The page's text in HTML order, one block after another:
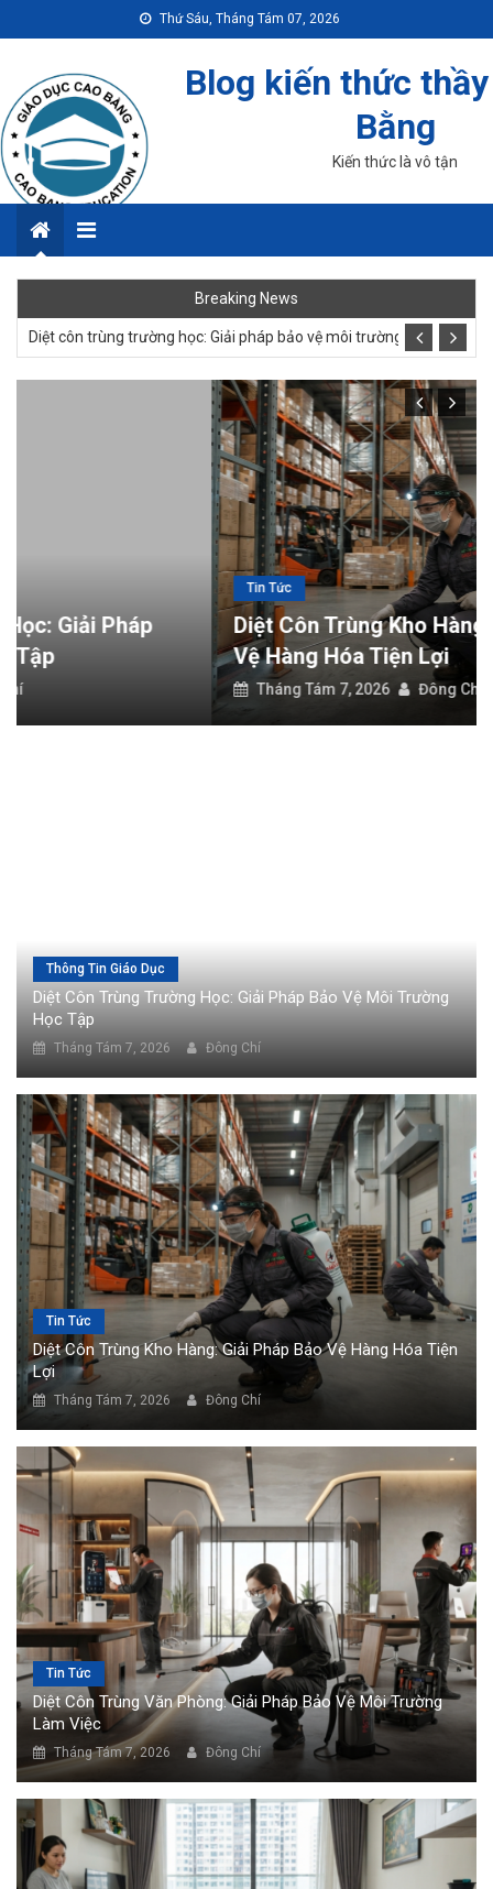
to
Thứ Sáu, Tháng Tám 07, 2026
Blog kiến thức
Bằng
Kiến thức là vô tận
Menu
Breaking News
Diệt côn trùng trường học: Giải pháp bảo vệ môi trường học tập
Diệt côn trùng kho hàng: Giải pháp bảo vệ hàng hóa tiện lợi
Diệt côn trùng văn phòng: Giải pháp bảo vệ môi trường làm việc
Diệt côn trùng chung cư: Cách xử lý hiệu quả, phòng ngừa tái phát
Diệt côn trùng nhà ở: Giải pháp bảo vệ không gian sống an toàn
Diệt côn trùng trường học: Giải pháp bảo vệ môi trường học tập
Diệt Côn Trùng Kho Hàng: Giải Pháp Bảo
Vệ Hàng Hóa Tiện Lợi
Đông Chí
Thông Tin Giáo Dục
Diệt Côn Trùng Trường Học: Giải Pháp Bảo Vệ Môi Trường
Học Tập
Tháng Tám 7, 2026 Đông Chí
Tin Tức
Diệt Côn Trùng Kho Hàng: Giải Pháp Bảo Vệ Hàng Hóa Tiện
Lợi
Tháng Tám 7, 2026 Đông Chí
Tin Tức
Diệt Côn Trùng Văn Phòng: Giải Pháp Bảo Vệ Môi Trường
Làm Việc
Tháng Tám 7, 2026 Đông Chí